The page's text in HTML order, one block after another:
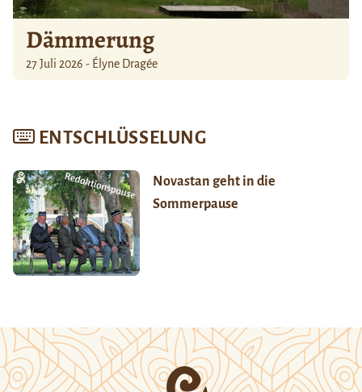
Dämmerung
27 Juli 2026 - Élyne Dragée
ENTSCHLÜSSELUNG
Novastan geht in die
Sommerpause